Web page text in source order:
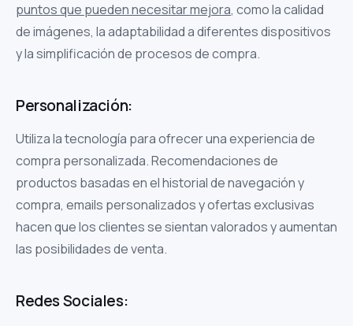
puntos que pueden necesitar mejora, como la calidad
de imágenes, la adaptabilidad a diferentes dispositivos
y la simplificación de procesos de compra.
Personalización:
Utiliza la tecnología para ofrecer una experiencia de
compra personalizada. Recomendaciones de
productos basadas en el historial de navegación y
compra, emails personalizados y ofertas exclusivas
hacen que los clientes se sientan valorados y aumentan
las posibilidades de venta.
Redes Sociales: